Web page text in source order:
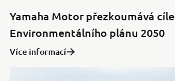
Yamaha Motor přezkoumává cíle
Environmentálního plánu 2050
Více informací